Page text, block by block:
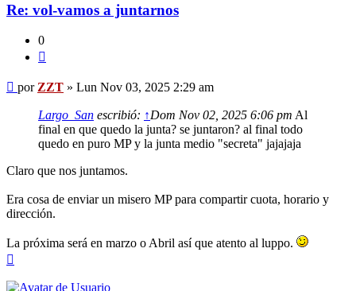
Re: vol-vamos a juntarnos
0
Mensaje
por ZZT » Lun Nov 03, 2025 2:29 am
Largo_San escribió: ↑Dom Nov 02, 2025 6:06 pm Al
final en que quedo la junta? se juntaron? al final todo
quedo en puro MP y la junta medio "secreta" jajajaja
Claro que nos juntamos.
Era cosa de enviar un misero MP para compartir cuota, horario y
dirección.
La próxima será en marzo o Abril así que atento al luppo.